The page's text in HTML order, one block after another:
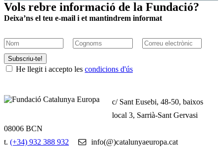
Vols rebre informació de la Fundació?
Deixa’ns el teu e-mail i et mantindrem informat
Subscriu-te!
He llegit i accepto les condicions d'ús
c/ Sant Eusebi, 48-50, baixos
local 3, Sarrià-Sant Gervasi
08006 BCN
t. (+34) 932 388 932 info(@)catalunyaeuropa.cat